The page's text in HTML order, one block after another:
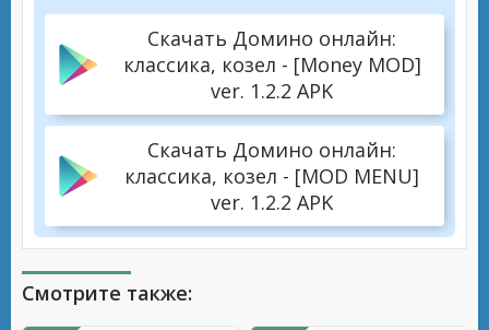
Скачать Домино онлайн:
классика, козел - [Money MOD]
ver. 1.2.2 APK
Скачать Домино онлайн:
классика, козел - [MOD MENU]
ver. 1.2.2 APK
Смотрите также: